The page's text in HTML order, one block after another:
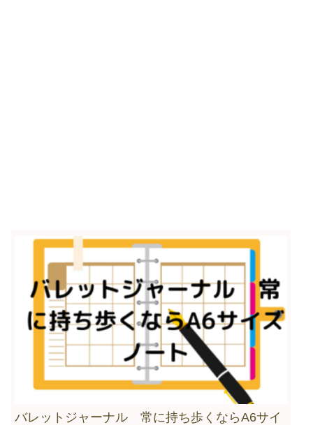
バレットジャーナル 常に持ち歩くならA6サイ